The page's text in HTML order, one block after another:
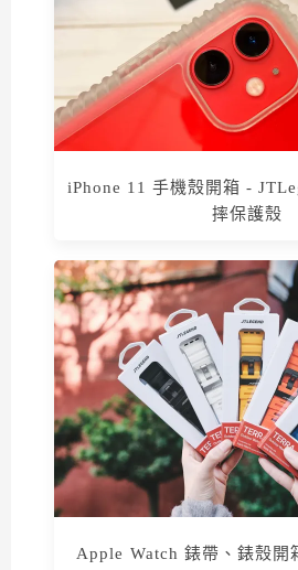
iPhone 11 手機殼開箱 -
摔保護殼
Apple Watch 錶帶、錶殼開